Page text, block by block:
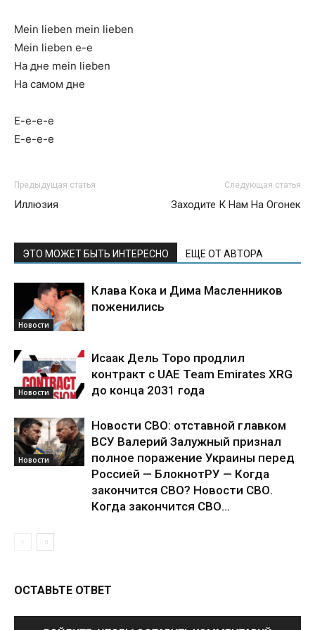
Mein lieben mein lieben
Mein lieben е-е
Hа дне mein lieben
Hа самом дне
Е-е-е-е
Е-е-е-е
Предыдущая статья
Иллюзия
Следующая статья
Заходите К Нам На Огонек
ЭТО МОЖЕТ БЫТЬ ИНТЕРЕСНО ЕЩЕ ОТ АВТОРА
Новости
Клава Кока и Дима Масленников
поженились
Новости
Исаак Дель Торо продлил
контракт с UAE Team Emirates XRG
до конца 2031 года
Новости
Новости СВО: отставной главком
ВСУ Валерий Залужный признал
полное поражение Украины перед
Россией — БлокнотРУ — Когда
закончится СВО? Новости СВО.
Когда закончится СВО...
ОСТАВЬТЕ ОТВЕТ